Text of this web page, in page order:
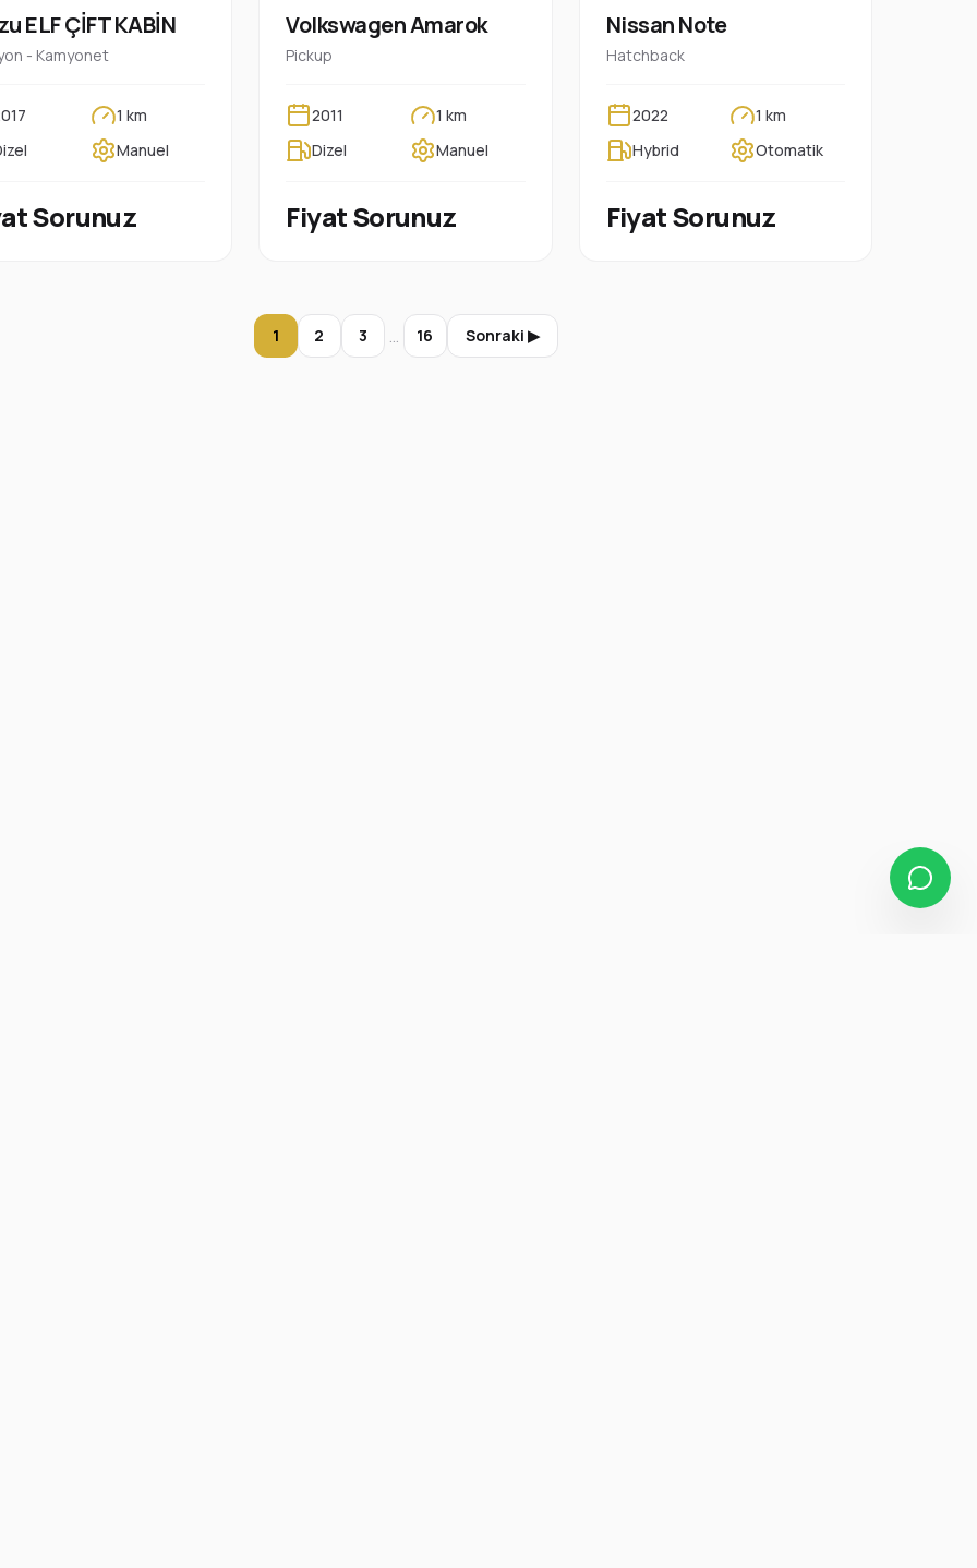
ELF ÇİFT KABİN
- Kamyonet
1 km
Manuel
Sorunuz
Volkswagen Amarok
Pickup
2011
1 km
Dizel
Manuel
Fiyat Sorunuz
Nissan Note
Hatchback
2022
1 km
Hybrid
Otomatik
Fiyat Sorunuz
1 2 3 … 16 Sonraki ▶